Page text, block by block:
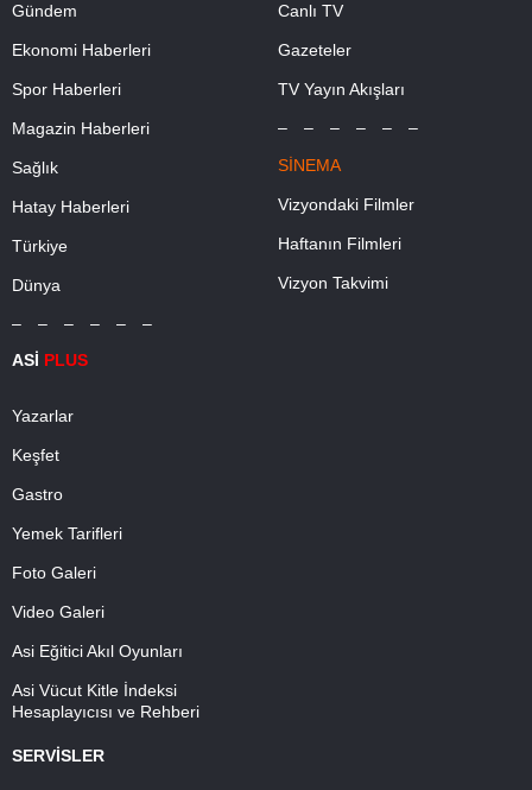
Gündem
Ekonomi Haberleri
Spor Haberleri
Magazin Haberleri
Sağlık
Hatay Haberleri
Türkiye
Dünya
– – – – – –
ASİ PLUS
Yazarlar
Keşfet
Gastro
Yemek Tarifleri
Foto Galeri
Video Galeri
Asi Eğitici Akıl Oyunları
Asi Vücut Kitle İndeksi
Hesaplayıcısı ve Rehberi
Canlı TV
Gazeteler
TV Yayın Akışları
– – – – – –
SİNEMA
Vizyondaki Filmler
Haftanın Filmleri
Vizyon Takvimi
SERVİSLER